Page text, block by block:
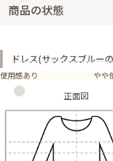
商品の状態
ドレス(サックスブルー
使用感あり やや
正面図